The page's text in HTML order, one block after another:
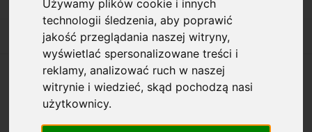
Używamy plików cookie i innych
technologii śledzenia, aby poprawić
jakość przeglądania naszej witryny,
wyświetlać spersonalizowane treści i
reklamy, analizować ruch w naszej
witrynie i wiedzieć, skąd pochodzą nasi
użytkownicy.
K-370/s Wezwanie do uzgodnienia kont